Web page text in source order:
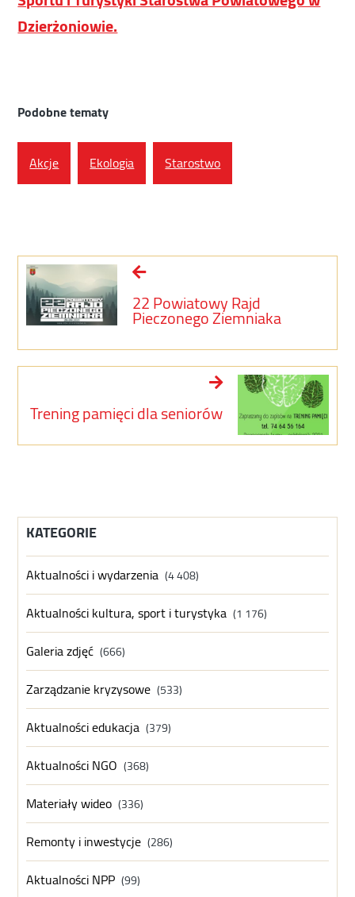
Dzierżoniowie.
Podobne tematy
Akcje Ekologia Starostwo
22 Powiatowy Rajd
Pieczonego Ziemniaka
Trening pamięci dla seniorów
KATEGORIE
Aktualności i wydarzenia (4 408)
Aktualności kultura, sport i turystyka (1 176)
Galeria zdjęć (666)
Zarządzanie kryzysowe (533)
Aktualności edukacja (379)
Aktualności NGO (368)
Materiały wideo (336)
Remonty i inwestycje (286)
Aktualności NPP (99)